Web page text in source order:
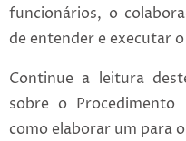
funcionários, o
de entender e executar
Continue a leitura
sobre o Procedimento
como elaborar um para